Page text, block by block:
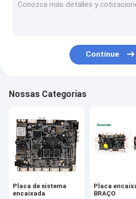
Continue
Nossas Categorias
Placa de sistema
encaixada
Placa
BRAÇO